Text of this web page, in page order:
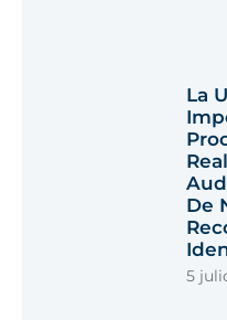
La
De
5